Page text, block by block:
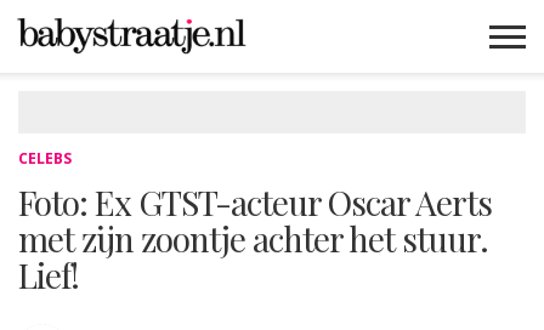
CELEBS
Foto: Ex GTST-acteur Oscar Aerts
met zijn zoontje achter het stuur.
Lief!